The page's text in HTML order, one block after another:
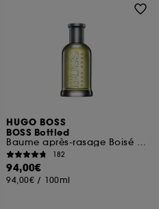
HUGO BOSS
BOSS Bottled
Baume après-rasage Boisé et Oriental
182
94,00€
94,00€ / 100ml